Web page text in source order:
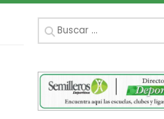
Buscar: